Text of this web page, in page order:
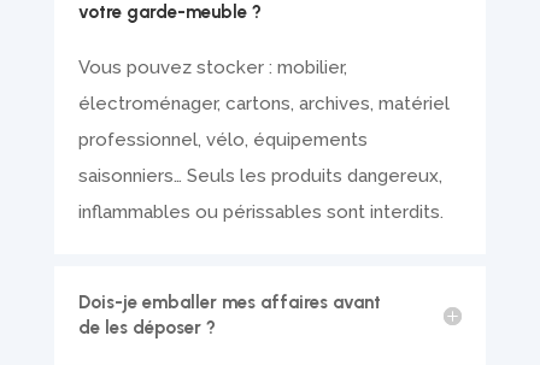
votre garde-meuble ?
Vous pouvez stocker : mobilier,
électroménager, cartons, archives, matériel
professionnel, vélo, équipements
saisonniers… Seuls les produits dangereux,
inflammables ou périssables sont interdits.
Dois-je emballer mes affaires avant
de les déposer ?